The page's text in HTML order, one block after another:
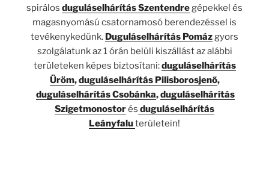
spirálos duguláselhárítás Szentendregépekkel és
magasnyomású csatornamosó berendezéssel is
tevékenykedünk. Duguláselhárítás Pomázgyors
szolgálatunk az 1 órán belüli kiszállást az alábbi
területeken képes biztosítani:duguláselhárítás
Üröm,duguláselhárítás Pilisborosjenő,
duguláselhárítás Csobánka,duguláselhárítás
Szigetmonostorés duguláselhárítás
Leányfaluterületein!